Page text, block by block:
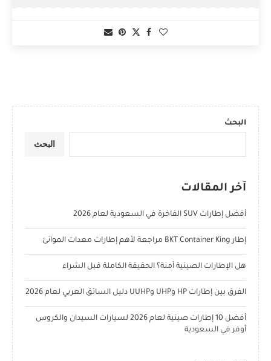
البحث
البحث
آخر المقالات
أفضل إطارات SUV الفاخرة في السعودية لعام 2026
إطار BKT Container King مراجعة لأهم إطارات معدات الموانئ
هل الإطارات الصينية آمنة؟ الحقيقة الكاملة قبل الشراء
الفرق بين إطارات HP وUHP وUUHP دليل السائق العربي لعام 2026
أفضل 10 إطارات صينية لعام 2026 لسيارات السيدان والكروس
أوفر في السعودية